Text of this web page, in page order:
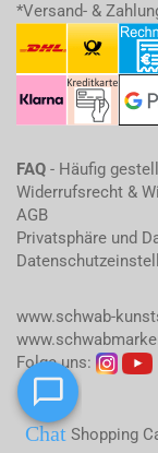
*Versand- &
FAQ - Häufig
Widerrufsrecht &
AGB
Privatsphäre und
www.schwab-
Folge uns:
Shopping